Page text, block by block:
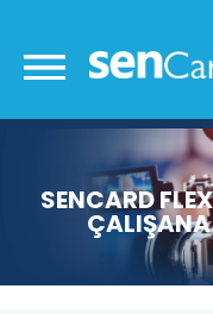
SENCARD
ÇALIŞANA